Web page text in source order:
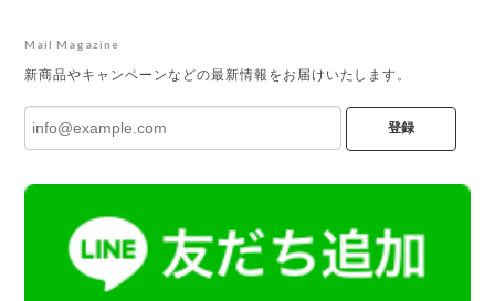
Mail Magazine
新商品やキャンペーンなどの最新情報をお届けいたします。
登録